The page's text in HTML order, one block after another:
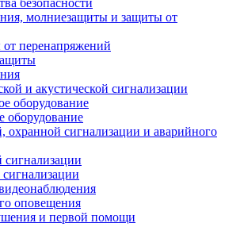
безопасности
молниезащиты и защиты от
перенапряжений
и акустической сигнализации
оборудование
оборудование
сигнализации и аварийного
оповещения
и первой помощи